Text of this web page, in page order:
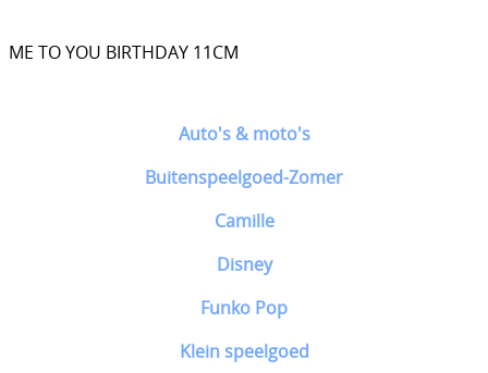
Auto's & moto's
Buitenspeelgoed-Zomer
Camille
Disney
Funko Pop
Klein speelgoed
ME TO YOU BIRTHDAY 11CM